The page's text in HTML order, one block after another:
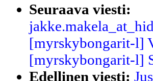
Seuraava viesti:
[myrskybongarit-l]
[myrskybongarit-l]
Edellinen viesti: